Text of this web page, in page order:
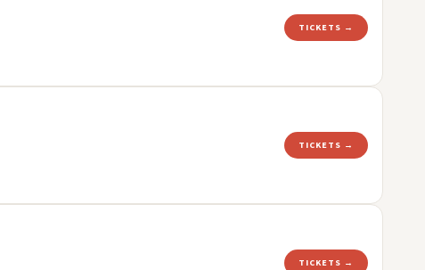
TICKETS →
TICKETS →
TICKETS →